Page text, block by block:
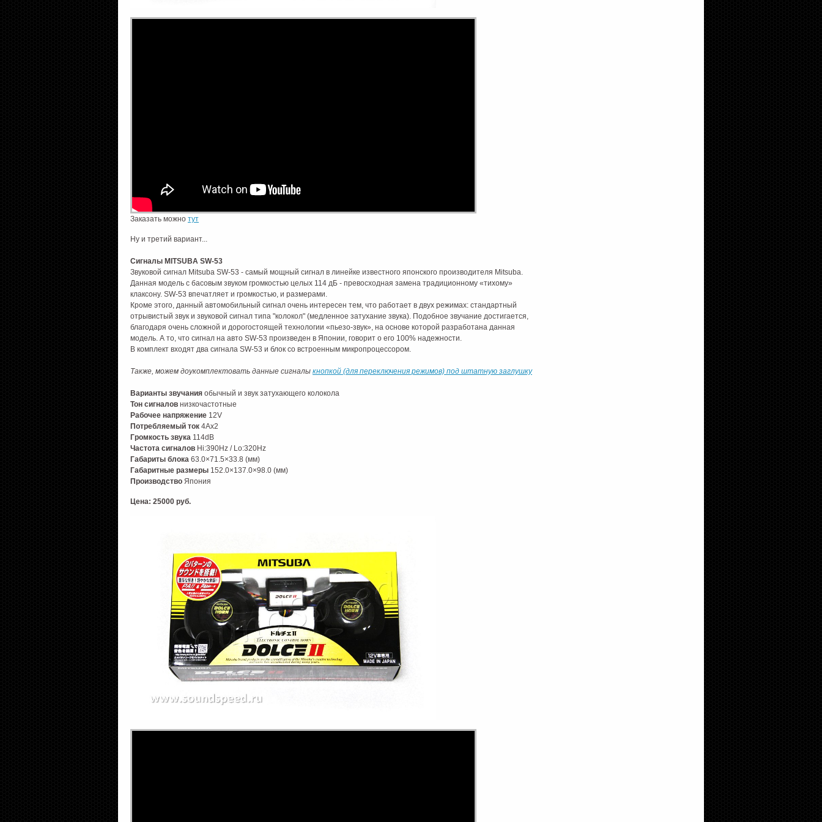
Заказать можно тут
Ну и третий вариант...
Сигналы MITSUBA SW-53
Звуковой сигнал Mitsuba SW-53 - самый мощный сигнал в линейке известного японского производителя Mitsuba.
Данная модель с басовым звуком громкостью целых 114 дБ - превосходная замена традиционному «тихому»
клаксону. SW-53 впечатляет и громкостью, и размерами.
Кроме этого, данный автомобильный сигнал очень интересен тем, что работает в двух режимах: стандартный
отрывистый звук и звуковой сигнал типа "колокол" (медленное затухание звука). Подобное звучание достигается,
благодаря очень сложной и дорогостоящей технологии «пьезо-звук», на основе которой разработана данная
модель. А то, что сигнал на авто SW-53 произведен в Японии, говорит о его 100% надежности.
В комплект входят два сигнала SW-53 и блок со встроенным микропроцессором.
Также, можем доукомплектовать данные сигналы кнопкой (для переключения режимов) под штатную заглушку
Варианты звучания обычный и звук затухающего колокола
Тон сигналов низкочастотные
Рабочее напряжение 12V
Потребляемый ток 4Aх2
Громкость звука 114dB
Частота сигналов Hi:390Hz / Lo:320Hz
Габариты блока 63.0×71.5×33.8 (мм)
Габаритные размеры 152.0×137.0×98.0 (мм)
Производство Япония
Цена: 25000 руб.